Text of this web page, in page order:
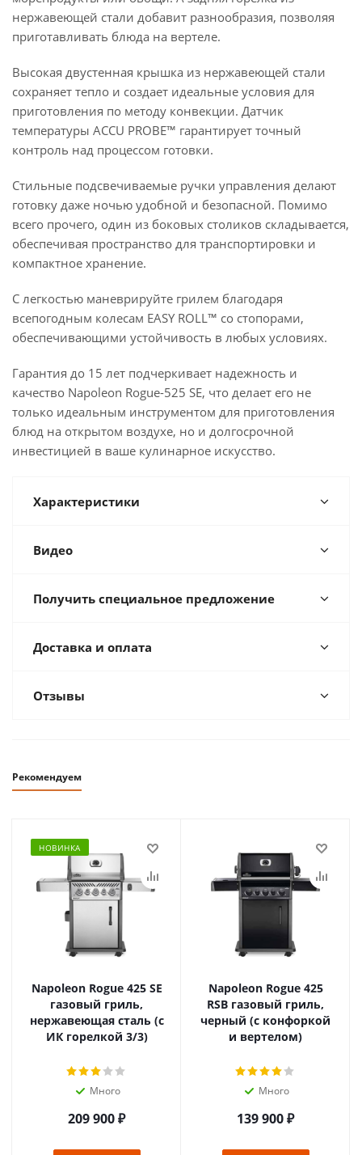
нержавеющей стали добавит разнообразия, позволяя
приготавливать блюда на вертеле.
Высокая двустенная крышка из нержавеющей стали
сохраняет тепло и создает идеальные условия для
приготовления по методу конвекции. Датчик
температуры ACCU PROBE™ гарантирует точный
контроль над процессом готовки.
Стильные подсвечиваемые ручки управления делают
готовку даже ночью удобной и безопасной. Помимо
всего прочего, один из боковых столиков складывается,
обеспечивая пространство для транспортировки и
компактное хранение.
С легкостью маневрируйте грилем благодаря
всепогодным колесам EASY ROLL™ со стопорами,
обеспечивающими устойчивость в любых условиях.
Гарантия до 15 лет подчеркивает надежность и
качество Napoleon Rogue-525 SE, что делает его не
только идеальным инструментом для приготовления
блюд на открытом воздухе, но и долгосрочной
инвестицией в ваше кулинарное искусство.
Характеристики
Видео
Получить специальное предложение
Доставка и оплата
Отзывы
Рекомендуем
НОВИНКА
Napoleon Rogue 425 SE
газовый гриль,
нержавеющая сталь (с
ИК горелкой 3/3)
Много
209 900₽
Napoleon Rogue 425
RSB газовый гриль,
черный (с конфоркой
и вертелом)
Много
139 900₽